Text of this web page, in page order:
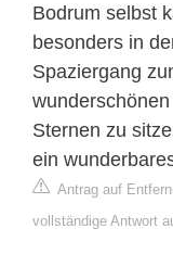
Bodrum selbst
besonders in
Spaziergang
Sternen zu
ein
Antrag auf
vollständige Antwort